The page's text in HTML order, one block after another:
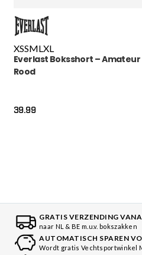
XSSMLXL
Everlast Boksshort –
Rood
39.99
GRATIS VERZENDING
naar NL & BE m.u.v. bokszakken
AUTOMATISCH SPAREN
Wordt gratis Vechtsportwinkel